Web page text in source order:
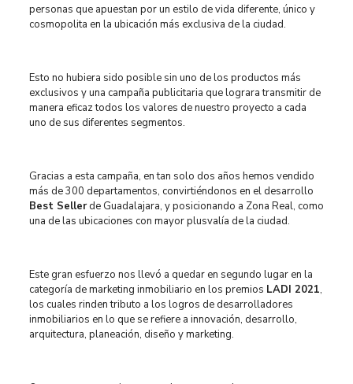
personas que apuestan por un estilo de vida diferente, único y
cosmopolita en la ubicación más exclusiva de la ciudad.
Esto no hubiera sido posible sin uno de los productos más
exclusivos y una campaña publicitaria que lograra transmitir de
manera eficaz todos los valores de nuestro proyecto a cada
uno de sus diferentes segmentos.
Gracias a esta campaña, en tan solo dos años hemos vendido
más de 300 departamentos, convirtiéndonos en el desarrollo
Best Sellerde Guadalajara, y posicionando a Zona Real, como
una de las ubicaciones con mayor plusvalía de la ciudad.
Este gran esfuerzo nos llevó a quedar en segundo lugar en la
categoría de marketing inmobiliario en los premios LADI 2021,
los cuales rinden tributo a los logros de desarrolladores
inmobiliarios en lo que se refiere a innovación, desarrollo,
arquitectura, planeación, diseño y marketing.